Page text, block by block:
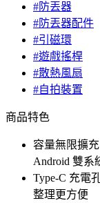
#防丟器
#防丟器配件
#引磁環
#遊戲搖桿
#散熱風扇
#自拍裝置
商品特色
容量無限擴
Android 雙系
Type-C 充電
整理更方便